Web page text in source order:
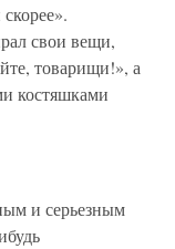
свои вещи,
товарищи!», а
костяшками
и серьезным